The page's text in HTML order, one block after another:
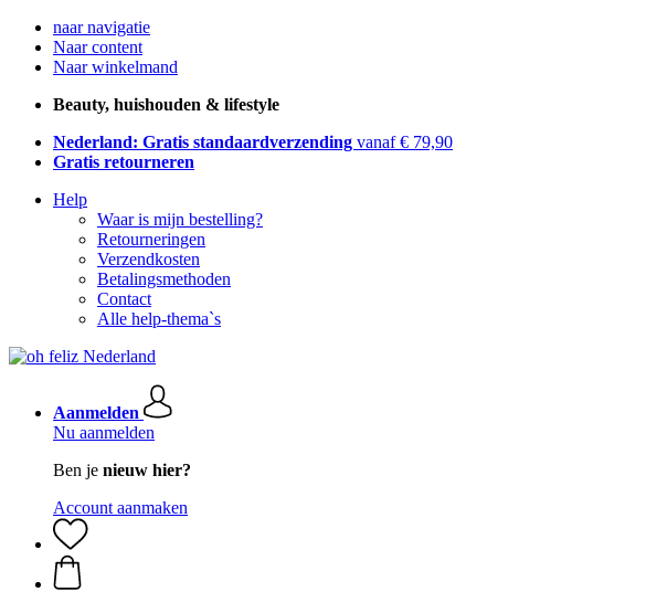
naar navigatie
Naar content
Naar winkelmand
Beauty, huishouden & lifestyle
Nederland: Gratis standaardverzending vanaf € 79,90
Gratis retourneren
Help
Waar is mijn bestelling?
Retourneringen
Verzendkosten
Betalingsmethoden
Contact
Alle help-thema`s
Aanmelden
Nu aanmelden
Ben je nieuw hier?
Account aanmaken